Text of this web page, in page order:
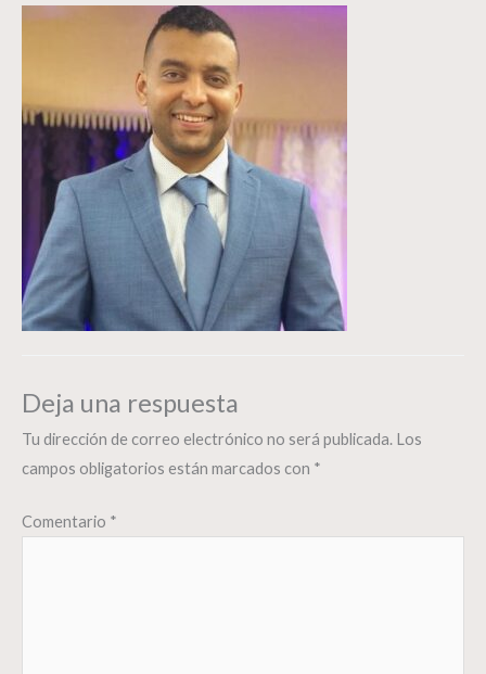
Deja una respuesta
Tu dirección de correo electrónico no será publicada. Los
campos obligatorios están marcados con *
Comentario *